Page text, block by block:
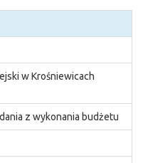
w Krośniewicach
z wykonania budżetu